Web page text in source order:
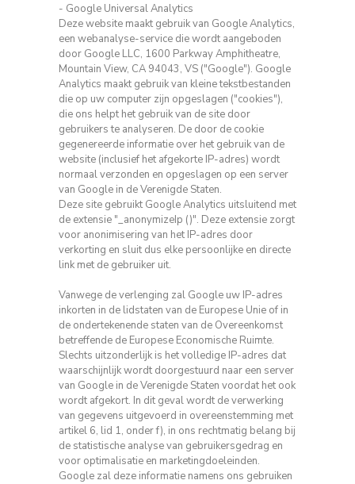
- Google Universal Analytics
Deze website maakt gebruik van Google Analytics,
een webanalyse-service die wordt aangeboden
door Google LLC, 1600 Parkway Amphitheatre,
Mountain View, CA 94043, VS ("Google"). Google
Analytics maakt gebruik van kleine tekstbestanden
die op uw computer zijn opgeslagen ("cookies"),
die ons helpt het gebruik van de site door
gebruikers te analyseren. De door de cookie
gegenereerde informatie over het gebruik van de
website (inclusief het afgekorte IP-adres) wordt
normaal verzonden en opgeslagen op een server
van Google in de Verenigde Staten.
Deze site gebruikt Google Analytics uitsluitend met
de extensie "_anonymizeIp ()". Deze extensie zorgt
voor anonimisering van het IP-adres door
verkorting en sluit dus elke persoonlijke en directe
link met de gebruiker uit.
Vanwege de verlenging zal Google uw IP-adres
inkorten in de lidstaten van de Europese Unie of in
de ondertekenende staten van de Overeenkomst
betreffende de Europese Economische Ruimte.
Slechts uitzonderlijk is het volledige IP-adres dat
waarschijnlijk wordt doorgestuurd naar een server
van Google in de Verenigde Staten voordat het ook
wordt afgekort. In dit geval wordt de verwerking
van gegevens uitgevoerd in overeenstemming met
artikel 6, lid 1, onder f), in ons rechtmatig belang bij
de statistische analyse van gebruikersgedrag en
voor optimalisatie en marketingdoeleinden.
Google zal deze informatie namens ons gebruiken